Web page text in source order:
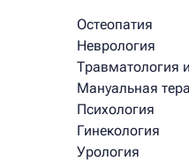
Остеопатия
Неврология
Травматология
Мануальная
Психология
Гинекология
Урология